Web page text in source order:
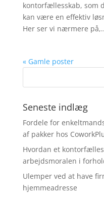
kontorfællesskab, som
kan være en effektiv
Her ser vi nærmere
« Gamle poster
Seneste indlæg
Fordele for
af pakker hos
Hvordan et
arbejdsmoralen i
Ulemper ved at have
hjemmeadresse